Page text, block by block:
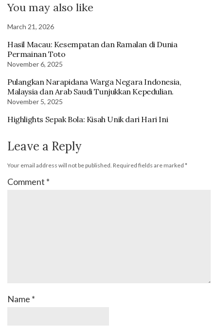
You may also like
March 21, 2026
Hasil Macau: Kesempatan dan Ramalan di Dunia
Permainan Toto
November 6, 2025
Pulangkan Narapidana Warga Negara Indonesia,
Malaysia dan Arab Saudi Tunjukkan Kepedulian.
November 5, 2025
Highlights Sepak Bola: Kisah Unik dari Hari Ini
Leave a Reply
Your email address will not be published. Required fields are marked *
Comment *
Name *